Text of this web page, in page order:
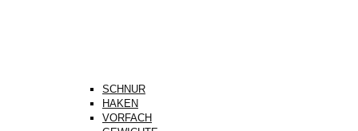
SCHNUR
HAKEN
VORFACH